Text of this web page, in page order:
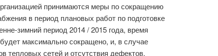
принимаются меры по сокращению
в период плановых работ по подготовке
зимний период 2014 / 2015 года, время
максимально сокращено, и, в случае
тепловых сетей и отсутствия дефектов,